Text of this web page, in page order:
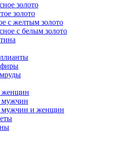
золото
золото
с желтым золото
с белым золото
женщин
мужчин
мужчин и женщин